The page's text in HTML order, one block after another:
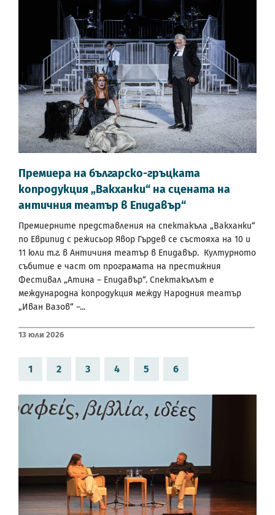
Премиера на българско-гръцката
копродукция „Вакханки“ на сцената на
античния театър в Епидавър“
Премиерните представления на спектакъла „Вакханки“
по Еврипид с режисьор Явор Гърдев се състояха на 10 и
11 юли т.г. в Античиня театър в Епидавър. Културното
събитие е част от програмата на престижния
Фестивал „Атина – Епидавър“. Спектакълът е
международна копродукция между Народния театър
„Иван Вазов“ –...
13 Юли 2026
1 2 3 4 5 6